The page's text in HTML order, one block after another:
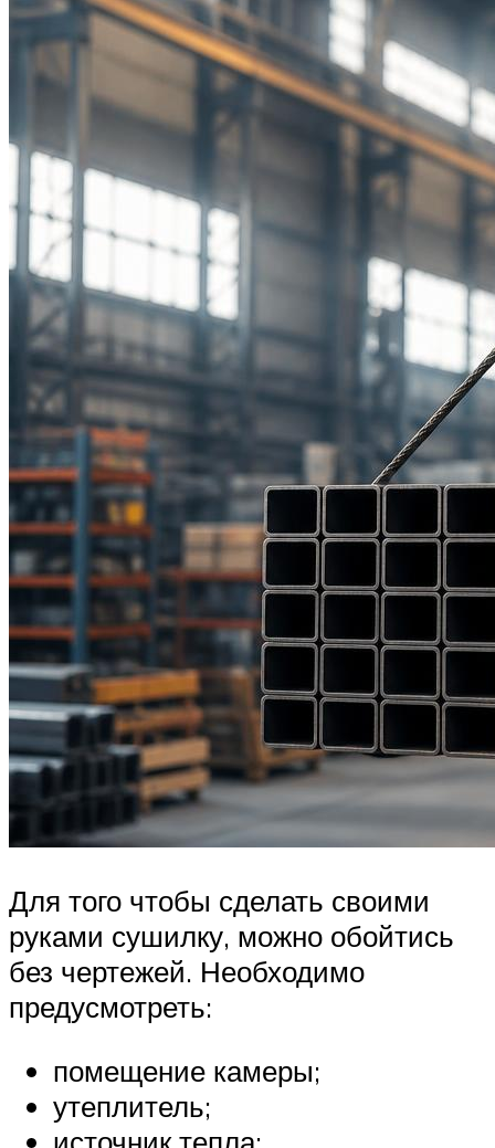
Для того чтобы сделать своими
руками сушилку, можно обойтись
без чертежей. Необходимо
предусмотреть:
помещение камеры;
утеплитель;